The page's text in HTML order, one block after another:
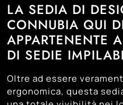
LA SEDIA DI
CONNUBIA QUI
APPARTENENTE
DI SEDIE
Oltre ad essere
ergonomica, questa